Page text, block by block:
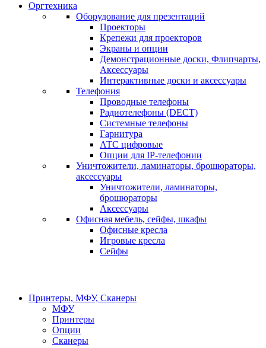
Оргтехника
Оборудование для презентаций
Проекторы
Крепежи для проекторов
Экраны и опции
Демонстрационные доски, Флипчарты,
Аксессуары
Интерактивные доски и аксессуары
Телефония
Проводные телефоны
Радиотелефоны (DECT)
Системные телефоны
Гарнитура
АТС цифровые
Опции для IP-телефонии
Уничтожители, ламинаторы, брошюраторы,
аксессуары
Уничтожители, ламинаторы,
брошюраторы
Аксессуары
Офисная мебель, сейфы, шкафы
Офисные кресла
Игровые кресла
Сейфы
Принтеры, МФУ, Сканеры
МФУ
Принтеры
Опции
Сканеры